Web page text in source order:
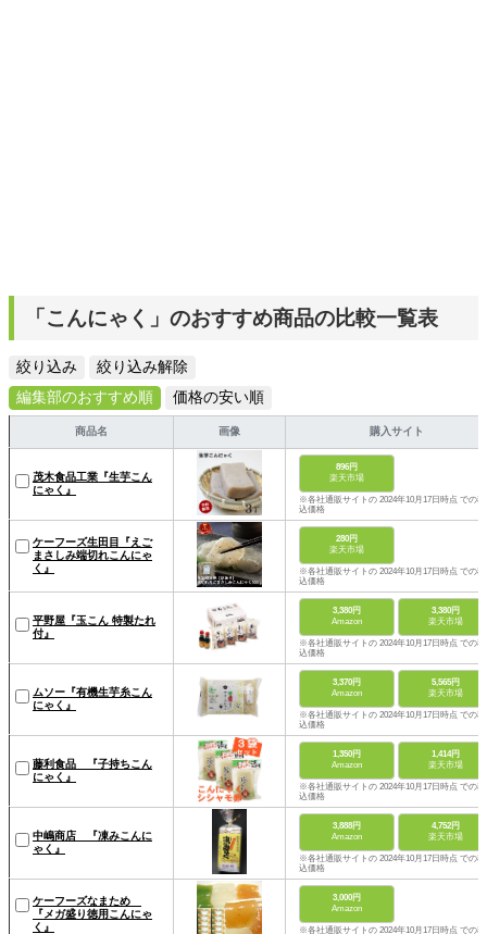
「こんにゃく」のおすすめ商品の比較一覧表
絞り込み
絞り込み解除
編集部のおすすめ順
価格の安い順
商品名 画像 購入サイト
茂木食品工業『生芋こん
にゃく』
896円
楽天市場
※各社通販サイトの 2024年10月17日時点 での税
込価格
ケーフーズ生田目『えご
まさしみ端切れこんにゃ
く』
280円
楽天市場
※各社通販サイトの 2024年10月17日時点 での税
込価格
平野屋『玉こん 特製たれ
付』
3,380円
Amazon
3,380円
楽天市場
※各社通販サイトの 2024年10月17日時点 での税
込価格
ムソー『有機生芋糸こん
にゃく』
3,370円
Amazon
5,565円
楽天市場
※各社通販サイトの 2024年10月17日時点 での税
込価格
藤利食品 『子持ちこん
にゃく』
1,350円
Amazon
1,414円
楽天市場
※各社通販サイトの 2024年10月17日時点 での税
込価格
中嶋商店 『凍みこんに
ゃく』
3,888円
Amazon
4,752円
楽天市場
※各社通販サイトの 2024年10月17日時点 での税
込価格
ケーフーズなまため
『メガ盛り徳用こんにゃ
く』
3,000円
Amazon
※各社通販サイトの 2024年10月17日時点 での税